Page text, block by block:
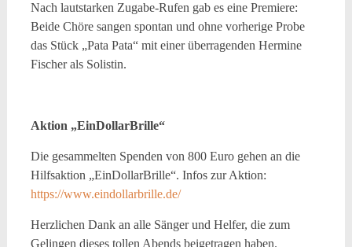
Nach lautstarken Zugabe-Rufen gab es eine Premiere:
Beide Chöre sangen spontan und ohne vorherige Probe
das Stück „Pata Pata“ mit einer überragenden Hermine
Fischer als Solistin.
Aktion „EinDollarBrille“
Die gesammelten Spenden von 800 Euro gehen an die
Hilfsaktion „EinDollarBrille“. Infos zur Aktion:
https://www.eindollarbrille.de/
Herzlichen Dank an alle Sänger und Helfer, die zum
Gelingen dieses tollen Abends beigetragen haben.